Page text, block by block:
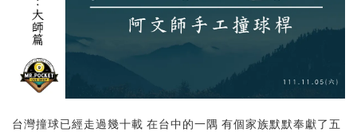
台灣撞球已經走過幾十載 在台中的一隅 有個家族默默奉獻了五